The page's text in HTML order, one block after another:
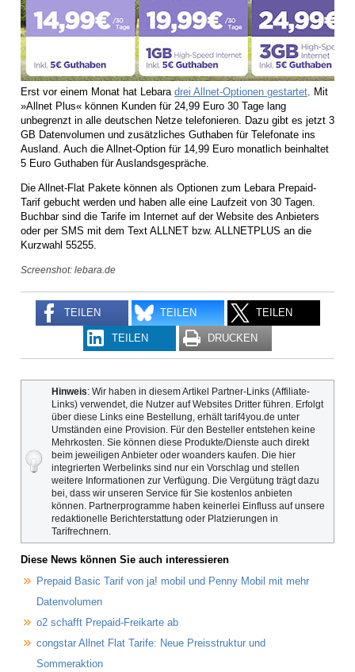
Erst vor einem Monat hat Lebara drei Allnet-Optionen gestartet . Mit
»Allnet Plus« können Kunden für 24,99 Euro 30 Tage lang
unbegrenzt in alle deutschen Netze telefonieren. Dazu gibt es jetzt 3
GB Datenvolumen und zusätzliches Guthaben für Telefonate ins
Ausland. Auch die Allnet-Option für 14,99 Euro monatlich beinhaltet
5 Euro Guthaben für Auslandsgespräche.
Die Allnet-Flat Pakete können als Optionen zum Lebara Prepaid-
Tarif gebucht werden und haben alle eine Laufzeit von 30 Tagen.
Buchbar sind die Tarife im Internet auf der Website des Anbieters
oder per SMS mit dem Text ALLNET bzw. ALLNETPLUS an die
Kurzwahl 55255.
Screenshot: lebara.de
TEILEN TEILEN TEILEN
TEILEN DRUCKEN
Hinweis: Wir haben in diesem Artikel Partner-Links (Affiliate-
Links) verwendet, die Nutzer auf Websites Dritter führen. Erfolgt
über diese Links eine Bestellung, erhält tarif4you.de unter
Umständen eine Provision. Für den Besteller entstehen keine
Mehrkosten. Sie können diese Produkte/Dienste auch direkt
beim jeweiligen Anbieter oder woanders kaufen. Die hier
integrierten Werbelinks sind nur ein Vorschlag und stellen
weitere Informationen zur Verfügung. Die Vergütung trägt dazu
bei, dass wir unseren Service für Sie kostenlos anbieten
können. Partnerprogramme haben keinerlei Einfluss auf unsere
redaktionelle Berichterstattung oder Platzierungen in
Tarifrechnern.
Diese News können Sie auch interessieren
Prepaid Basic Tarif von ja! mobil und Penny Mobil mit mehr
Datenvolumen
o2 schafft Prepaid-Freikarte ab
congstar Allnet Flat Tarife: Neue Preisstruktur und
Sommeraktion